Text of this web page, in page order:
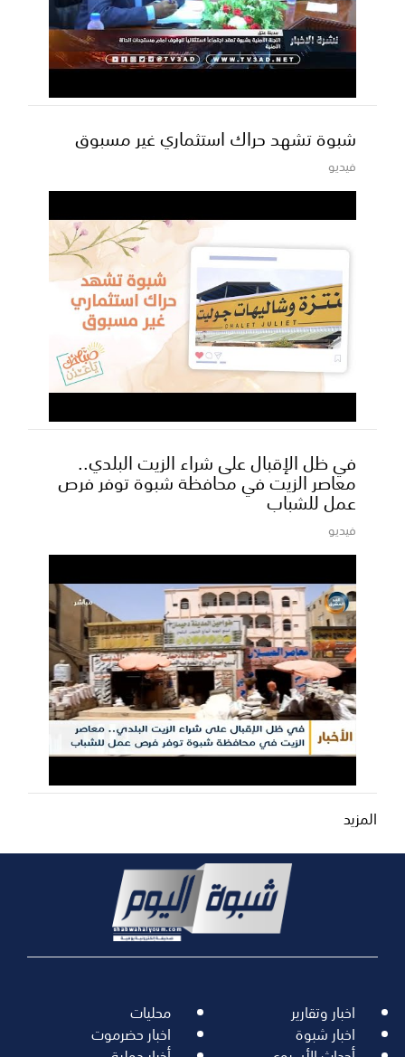
شبوة تشهد حراك استثماري غير مسبوق
فيديو
في ظل الإقبال على شراء الزيت البلدي..
معاصر الزيت في محافظة شبوة توفر فرص
عمل للشباب
فيديو
المزيد
اخبار وتقارير محليات
اخبار شبوة اخبار حضرموت